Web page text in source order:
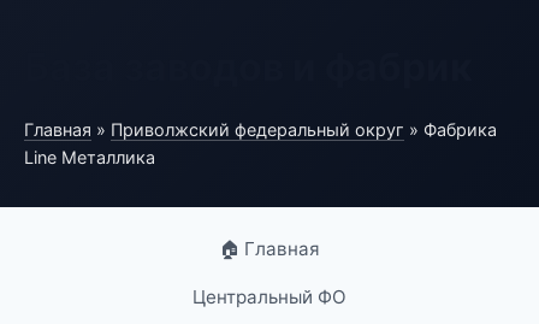
Главная » Приволжский федеральный округ » Фабрика
Line Металлика
🏠 Главная
Центральный ФО